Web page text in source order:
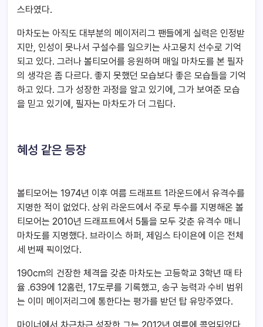
스타였다.
마차도는 아직도 대부분의 메이저리그 팬들에게 실력은 인정받
지만, 인성이 못나서 구설수를 일으키는 사고뭉치 선수로 기억
되고 있다. 그러나 볼티모어를 응원하며 매일 마차도를 본 필자
의 생각은 좀 다르다. 좋지 못했던 모습보다 좋은 모습들을 기억
하고 있다. 그가 성장한 과정을 알고 있기에, 그가 보여준 모습
을 믿고 있기에, 필자는 마차도가 더 그립다.
혜성 같은 등장
볼티모어는 1974년 이후 여름 드래프트 1라운드에서 유격수를
지명한 적이 없었다. 상위 라운드에서 주로 투수를 지명해온 볼
티모어는 2010년 드래프트에서 5툴을 모두 갖춘 유격수 매니
마차도를 지명했다. 브라이스 하퍼, 제임스 타이욘에 이은 전체
세 번째 픽이었다.
190cm의 건장한 체격을 갖춘 마차도는 고등학교 3학년 때 타
율 .639에 12홈런, 17도루를 기록했고, 송구 능력과 수비 범위
는 이미 메이저리그에 통한다는 평가를 받던 탑 유망주였다.